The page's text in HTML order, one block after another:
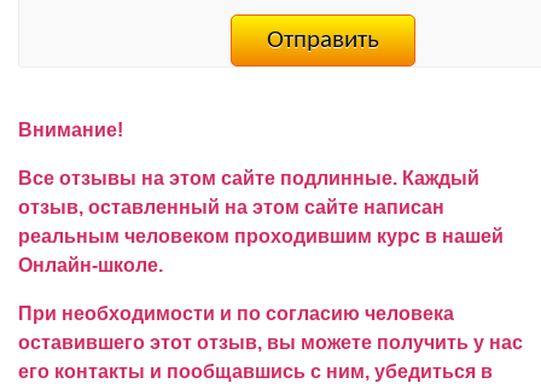
Внимание!
Все отзывы на этом сайте подлинные. Каждый
отзыв, оставленный на этом сайте написан
реальным человеком проходившим курс в нашей
Онлайн-школе.
При необходимости и по согласию человека
оставившего этот отзыв, вы можете получить у нас
его контакты и пообщавшись с ним, убедиться в